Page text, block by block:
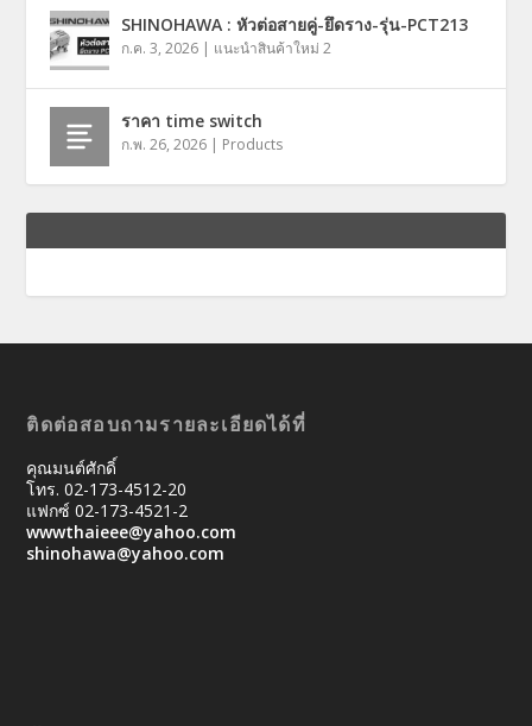
SHINOHAWA : หัวต่อสายคู่-ยึดราง-รุ่น-PCT213
ก.ค. 3, 2026 | แนะนำสินค้าใหม่ 2
ราคา time switch
ก.พ. 26, 2026 | Products
ติดต่อสอบถามรายละเอียดได้ที่
คุณมนต์ศักดิ์
โทร. 02-173-4512-20
แฟกซ์ 02-173-4521-2
wwwthaieee@yahoo.com
shinohawa@yahoo.com